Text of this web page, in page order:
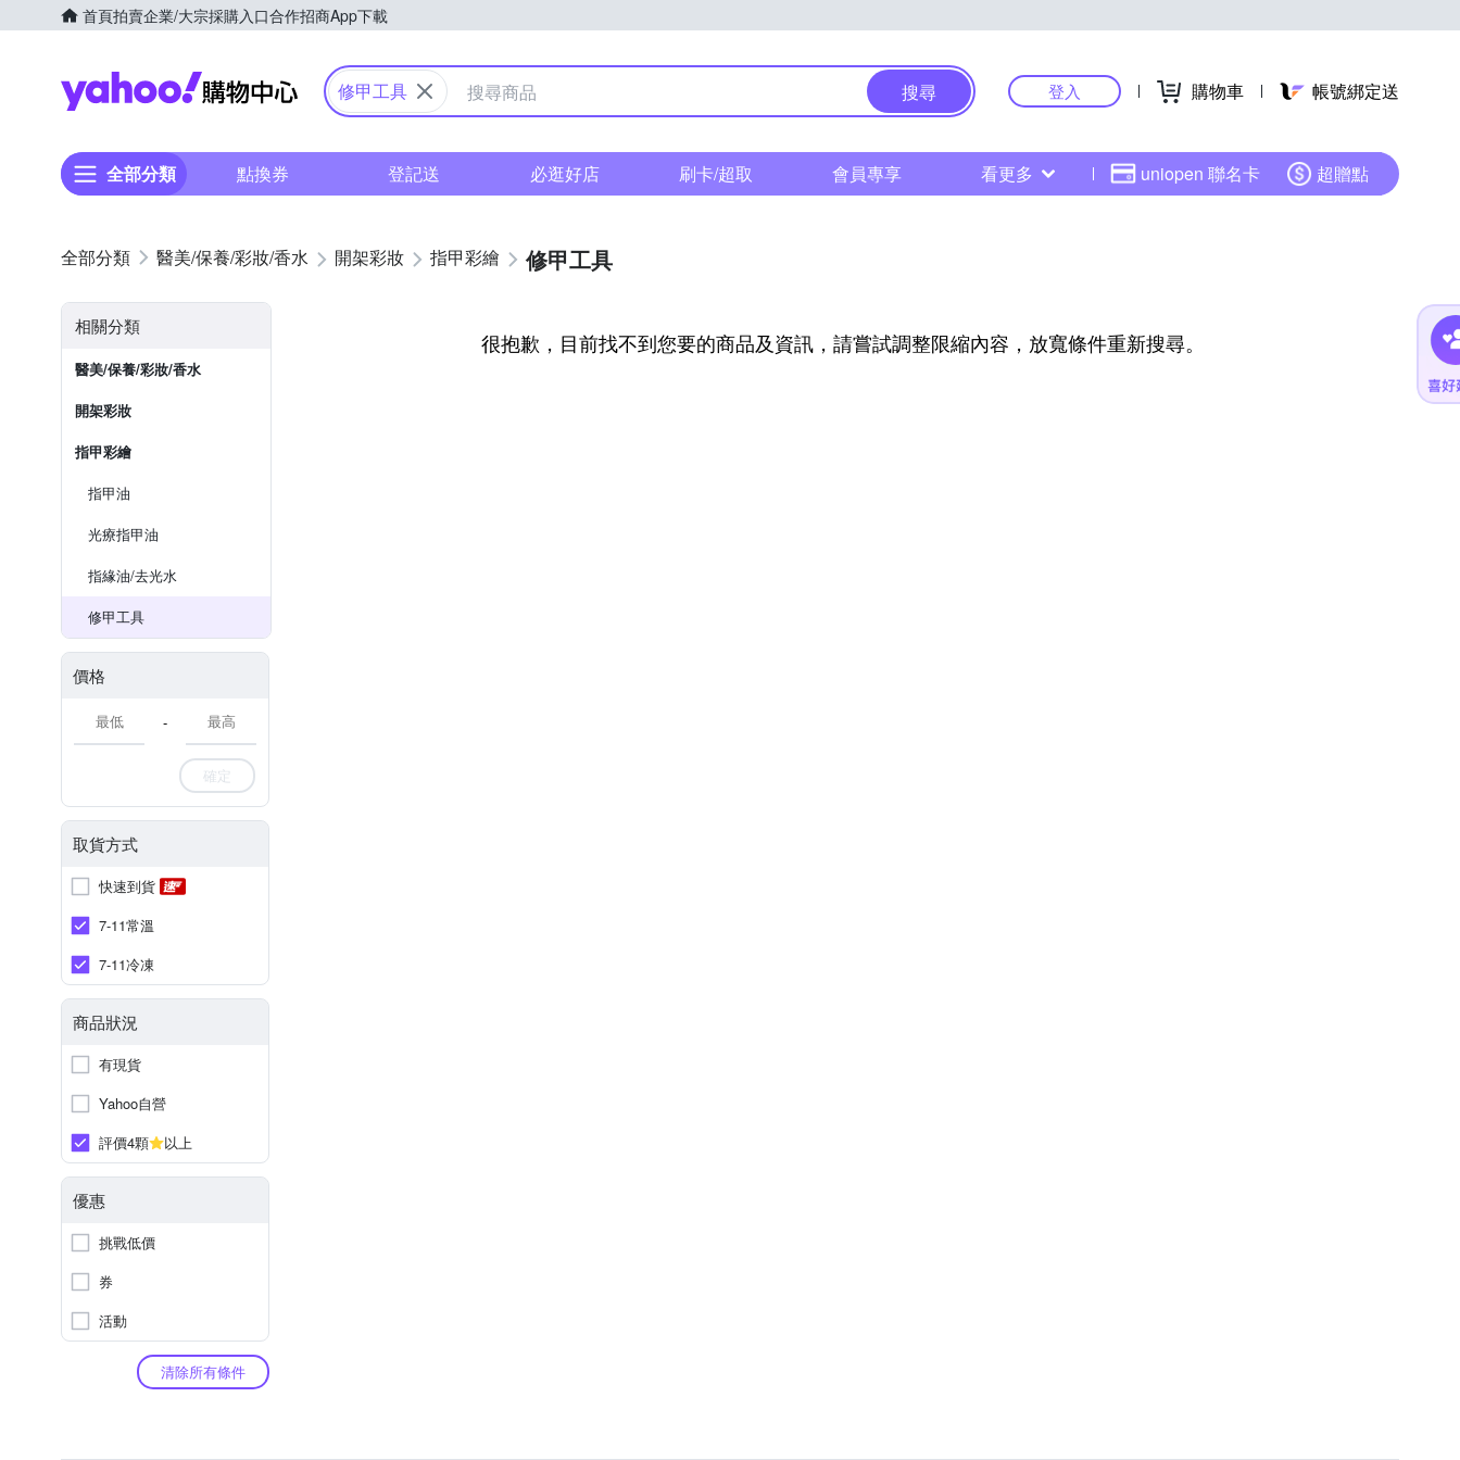
首頁拍賣企業/大宗採購入口合作招商App下載
Yahoo購物中心
修甲工具 搜尋 登入 購物車 帳號綁定送
全部分類 點換券 登記送 必逛好店 刷卡/超取 會員專享 看更多 uniopen 聯名卡 超贈點
醫美/保養/彩妝/香水 開架彩妝 指甲彩繪 修甲工具
相關分類
醫美/保養/彩妝/香水
開架彩妝
指甲彩繪
指甲油
光療指甲油
指緣油/去光水
修甲工具
價格
-
確定
取貨方式
快速到貨
7-11常溫
7-11冷凍
商品狀況
有現貨
Yahoo自營
評價4顆
以上
優惠
挑戰低價
券
活動
清除所有條件
很抱歉，目前找不到您要的商品及資訊，請嘗試調整限縮內容，放寬條件重新搜尋。